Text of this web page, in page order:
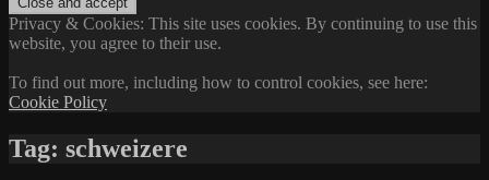
Privacy & Cookies: This site uses cookies. By continuing to use this
website, you agree to their use.
To find out more, including how to control cookies, see here:
Cookie Policy
Tag: schweizere